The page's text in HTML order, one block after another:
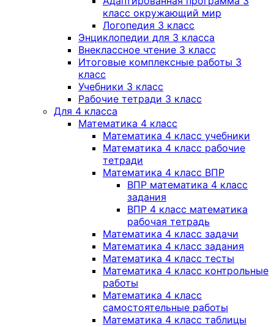
класс окружающий мир
Логопедия 3 класс
Энциклопедии для 3 класса
Внеклассное чтение 3 класс
Итоговые комплексные работы 3
класс
Учебники 3 класс
Рабочие тетради 3 класс
Для 4 класса
Математика 4 класс
Математика 4 класс учебники
Математика 4 класс рабочие
тетради
Математика 4 класс ВПР
ВПР математика 4 класс
задания
ВПР 4 класс математика
рабочая тетрадь
Математика 4 класс задачи
Математика 4 класс задания
Математика 4 класс тесты
Математика 4 класс контрольные
работы
Математика 4 класс
самостоятельные работы
Математика 4 класс таблицы